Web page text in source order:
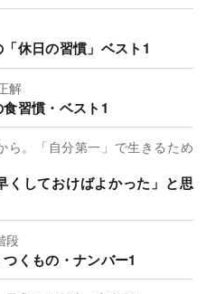
休日の習慣」ベスト1
解
食習慣・ベスト1
ら。「自分第一」で生きるため
くしておけばよかった」と思
段
くもの・ナンバー1